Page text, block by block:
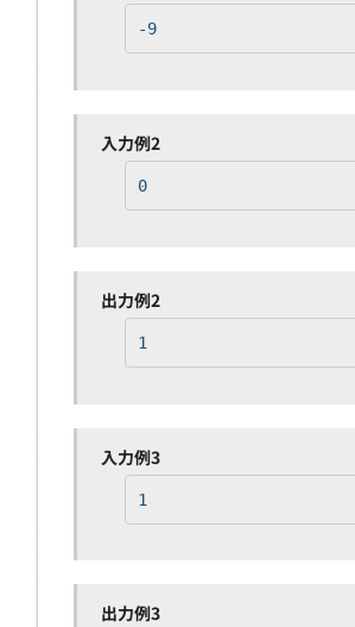
-9
入力例2
0
出力例2
1
入力例3
1
出力例3